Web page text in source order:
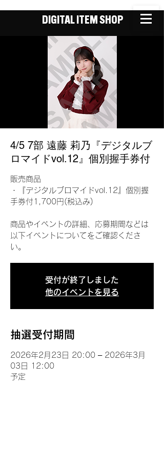
DIGITAL ITEM SHOP
4/5 7部 遠藤 莉乃『デジタルブ
ロマイドvol.12』個別握手券付
販売商品
・『デジタルブロマイドvol.12』個別握
手券付1,700円(税込み)
商品やイベントの詳細、応募期間などは
以下イベントについてをご確認くださ
い。
受付が終了しました
他のイベントを見る
抽選受付期間
2026年2月23日 20:00 – 2026年3月
03日 12:00
予定